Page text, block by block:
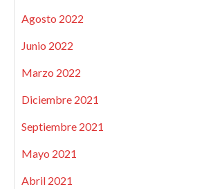
Agosto 2022
Junio 2022
Marzo 2022
Diciembre 2021
Septiembre 2021
Mayo 2021
Abril 2021